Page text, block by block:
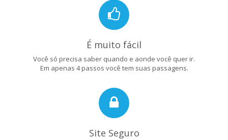
É muito fácil
Você só precisa saber quando e aonde você quer ir.
Em apenas 4 passos você tem suas passagens.
Site Seguro